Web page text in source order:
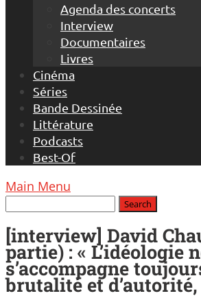
Agenda des concerts
Interview
Documentaires
Livres
Cinéma
Séries
Bande Dessinée
Littérature
Podcasts
Best-Of
Main Menu
[interview] David
partie) : « L’idéologie
s’accompagne
brutalité et